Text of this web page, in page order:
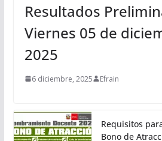
Resultados
Viernes 05 de
2025
6 diciembre, 2025 Efrain
Requisitos
Bono de